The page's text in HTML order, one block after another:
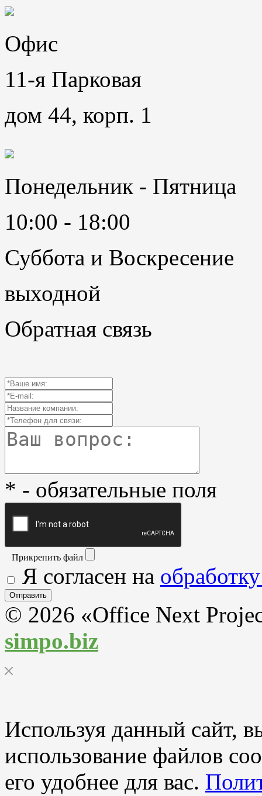
Офис
11-я Парковая
дом 44, корп. 1
Понедельник - Пятница
10:00 - 18:00
Суббота и Воскресение
выходной
Обратная связь
* - обязательные поля
Прикрепить файл
Я согласен на
© 2026 «Office Next
simpo.biz
Используя данный сайт,
использование файлов
его удобнее для вас.